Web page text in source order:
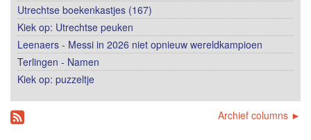
Utrechtse boekenkastjes (167)
Kiek op: Utrechtse peuken
Leenaers - Messi in 2026 niet opnieuw wereldkampioen
Terlingen - Namen
Kiek op: puzzeltje
Archief columns ►